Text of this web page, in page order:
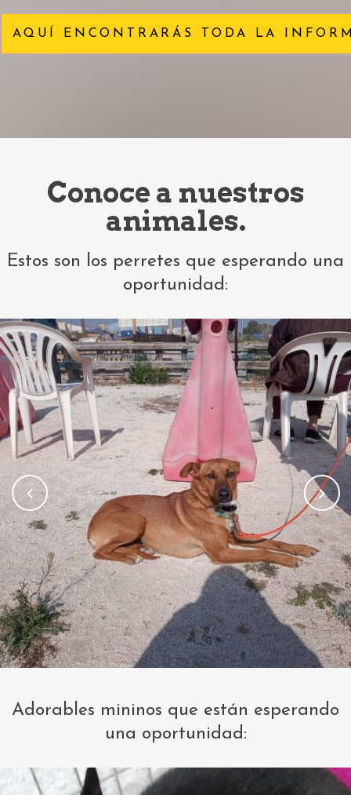
AQUÍ ENCONTRARÁS TODA LA
Conoce a nuestros
animales.
Estos son los perretes que esperando una
oportunidad:
Adorables mininos que están esperando
una oportunidad: